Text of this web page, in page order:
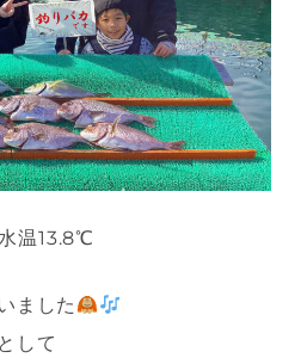
温13.8℃
ました
して